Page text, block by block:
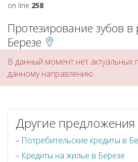
on line 258
Протезирование зубов в
Березе
В данный момент нет актуальных
данному направлению.
Другие предложения
Потребительские кредиты в
Кредиты на жилье в Березе